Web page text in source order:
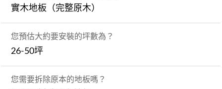
實木地板（完整原木）
您預估大約要安裝的坪數為？
26-50坪
您需要拆除原本的地板嗎？